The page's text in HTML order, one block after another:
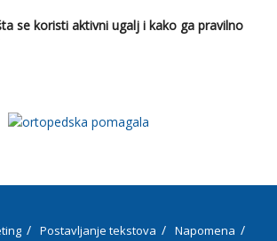
se koristi aktivni ugalj i kako ga pravilno
Postavljanje tekstova
Napomena